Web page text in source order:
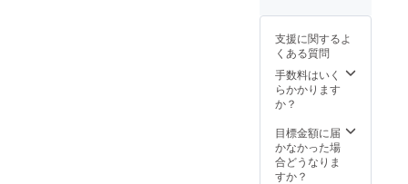
味が加
わりま
す。 保
存方
法：涼
しいと
てくだ
さい。
※1，2年
冷暗所
で寝か
せるこ
とで濃
厚な味
わいに
スカッ
トのよ
うな
ジュー
シーな
香り、
うな透
き通る
味に、
止剤不
使用。
素材を
生か
し、日
本独自
蜜酒が
出来上
がりま
mee〈5
と米麹
Honey
mee〈5
20ml〉
と、3種
好きな
12本を
お選び
頂きお
支援に関するよ
くある質問
手数料はいく
らかかります
か？
目標金額に届
かなかった場
合どうなりま
すか？